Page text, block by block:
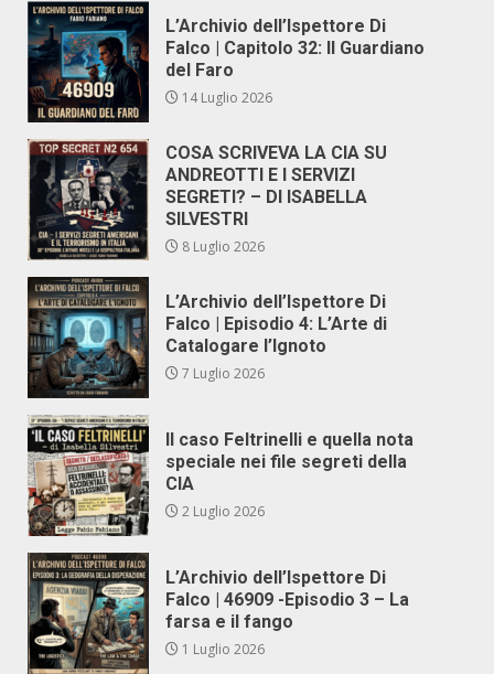
L’Archivio dell’Ispettore Di
Falco | Capitolo 32: Il Guardiano
del Faro
14 Luglio 2026
COSA SCRIVEVA LA CIA SU
ANDREOTTI E I SERVIZI
SEGRETI? – DI ISABELLA
SILVESTRI
8 Luglio 2026
L’Archivio dell’Ispettore Di
Falco | Episodio 4: L’Arte di
Catalogare l’Ignoto
7 Luglio 2026
Il caso Feltrinelli e quella nota
speciale nei file segreti della
CIA
2 Luglio 2026
L’Archivio dell’Ispettore Di
Falco | 46909 -Episodio 3 – La
farsa e il fango
1 Luglio 2026